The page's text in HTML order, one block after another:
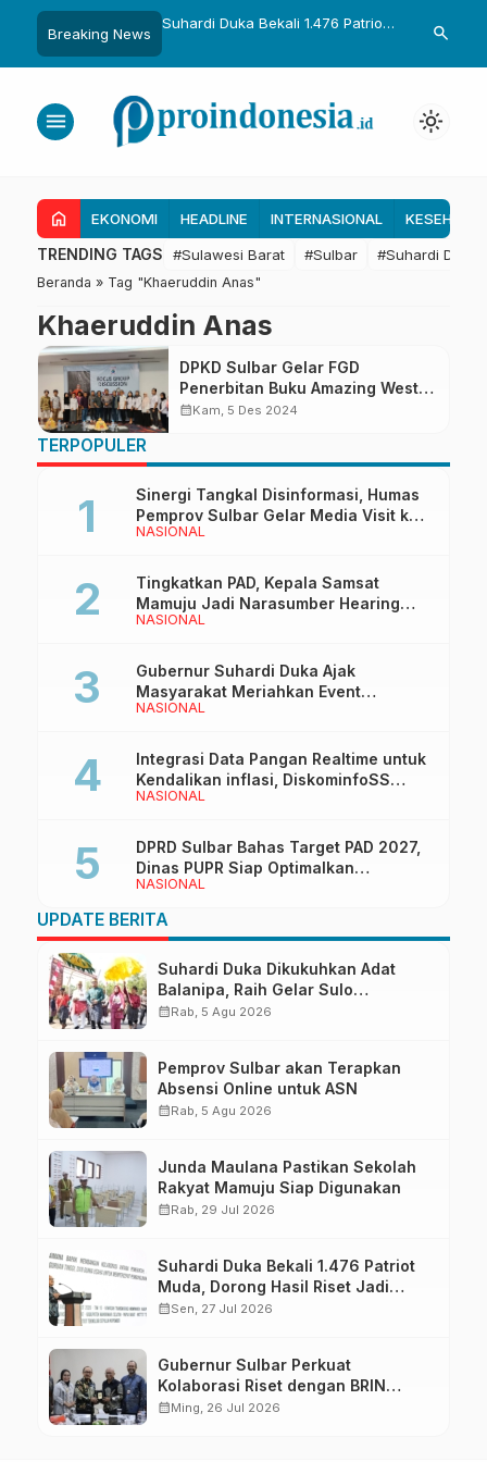
Breaking News
Gelar Sulo
Suhardi Duka Bekali 1.476 Patriot
Dasar Kebijakan Transmigrasi
Gubernur
untuk
search
menu light_mode
home EKONOMI HEADLINE INTERNASIONAL
TRENDING TAGS #Sulawesi Barat #Sulbar #Suhardi Duka
Beranda » Tag "Khaeruddin Anas"
Khaeruddin Anas
DPKD Sulbar Gelar FGD
Penerbitan Buku Amazing West
Celebes
calendar_monthKam, 5 Des 2024
TERPOPULER
NASIONAL
Sinergi Tangkal Disinformasi, Humas
Pemprov Sulbar Gelar Media Visit ke
Kantor Redaksi di Mamuju
NASIONAL
Tingkatkan PAD, Kepala Samsat
Mamuju Jadi Narasumber Hearing
Bersama Wakil Ketua I DPRD Sulbar
NASIONAL
Gubernur Suhardi Duka Ajak
Masyarakat Meriahkan Event
Manakarra Fair 2026
NASIONAL
Integrasi Data Pangan Realtime untuk
Kendalikan inflasi, DiskominfoSS
Sulbar Kembangkan Sistem SAPEDA
NASIONAL
DPRD Sulbar Bahas Target PAD 2027,
Dinas PUPR Siap Optimalkan
Pendapatan Daerah
UPDATE BERITA
Suhardi Duka Dikukuhkan Adat
Balanipa, Raih Gelar Sulo
Tappidena
calendar_monthRab, 5 Agu 2026
Pemprov Sulbar akan Terapkan
Absensi Online untuk ASN
calendar_monthRab, 5 Agu 2026
Junda Maulana Pastikan Sekolah
Rakyat Mamuju Siap Digunakan
calendar_monthRab, 29 Jul 2026
Suhardi Duka Bekali 1.476 Patriot
Muda, Dorong Hasil Riset Jadi
Dasar Kebijakan Transmigrasi
calendar_monthSen, 27 Jul 2026
Gubernur Sulbar Perkuat
Kolaborasi Riset dengan BRIN
untuk Mendukung Pembangunan
calendar_monthMing, 26 Jul 2026